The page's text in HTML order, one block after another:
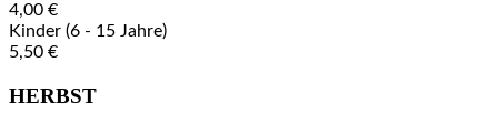
4,00 €
Kinder (6 - 15 Jahre)
5,50 €
HERBST